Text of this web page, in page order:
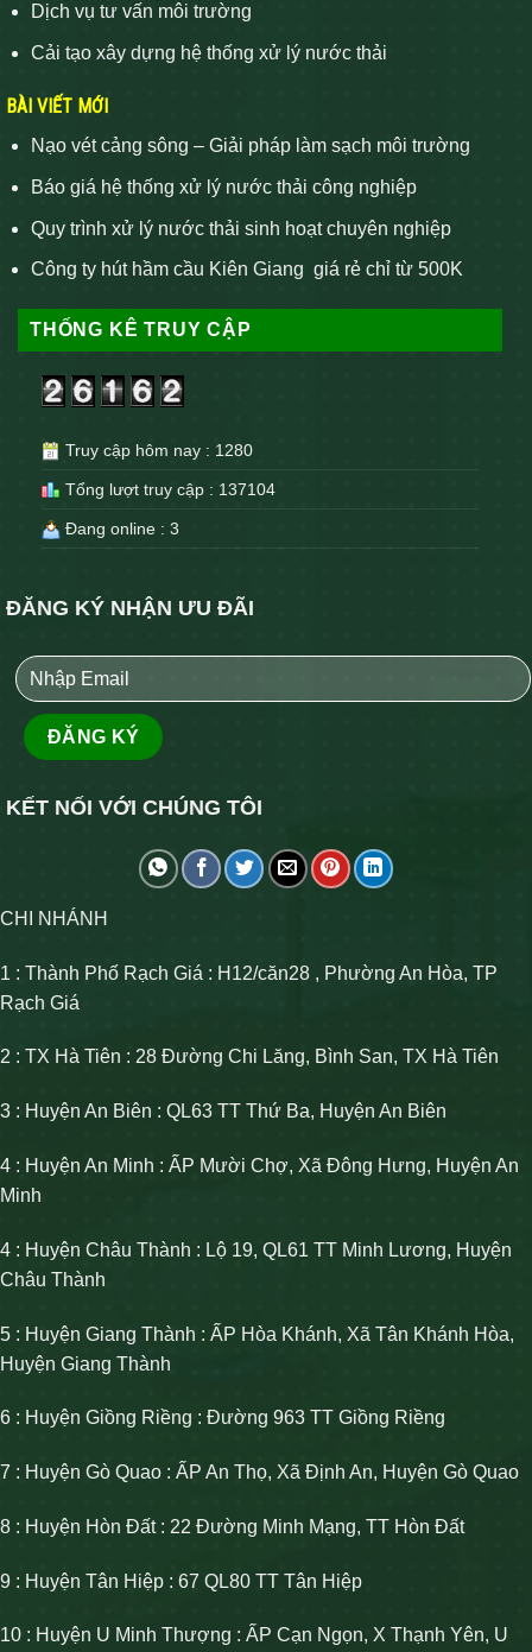
Dịch vụ tư vấn môi trường
Cải tạo xây dựng hệ thống xử lý nước thải
BÀI VIẾT MỚI
Nạo vét cảng sông – Giải pháp làm sạch môi trường
Báo giá hệ thống xử lý nước thải công nghiệp
Quy trình xử lý nước thải sinh hoạt chuyên nghiệp
Công ty hút hầm cầu Kiên Giang giá rẻ chỉ từ 500K
THỐNG KÊ TRUY CẬP
Truy cập hôm nay : 1280
Tổng lượt truy cập : 137104
Đang online : 3
ĐĂNG KÝ NHẬN ƯU ĐÃI
KẾT NỐI VỚI CHÚNG TÔI
CHI NHÁNH
1 : Thành Phố Rạch Giá : H12/căn28 , Phường An Hòa, TP
Rạch Giá
2 : TX Hà Tiên : 28 Đường Chi Lăng, Bình San, TX Hà Tiên
3 : Huyện An Biên : QL63 TT Thứ Ba, Huyện An Biên
4 : Huyện An Minh : ẤP Mười Chợ, Xã Đông Hưng, Huyện An
Minh
4 : Huyện Châu Thành : Lộ 19, QL61 TT Minh Lương, Huyện
Châu Thành
5 : Huyện Giang Thành : ẤP Hòa Khánh, Xã Tân Khánh Hòa,
Huyện Giang Thành
6 : Huyện Giồng Riềng : Đường 963 TT Giồng Riềng
7 : Huyện Gò Quao : ẤP An Thọ, Xã Định An, Huyện Gò Quao
8 : Huyện Hòn Đất : 22 Đường Minh Mạng, TT Hòn Đất
9 : Huyện Tân Hiệp : 67 QL80 TT Tân Hiệp
10 : Huyện U Minh Thượng : ẤP Cạn Ngọn, X Thạnh Yên, U